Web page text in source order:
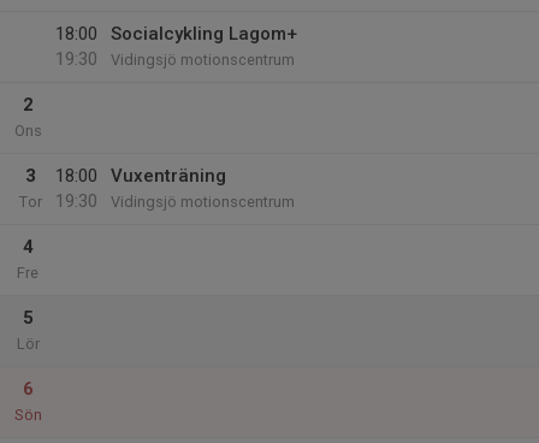
18:00
19:30
Socialcykling Lagom+
Vidingsjö motionscentrum
2
Ons
3
Tor
18:00
19:30
Vuxenträning
Vidingsjö motionscentrum
4
Fre
5
Lör
6
Sön